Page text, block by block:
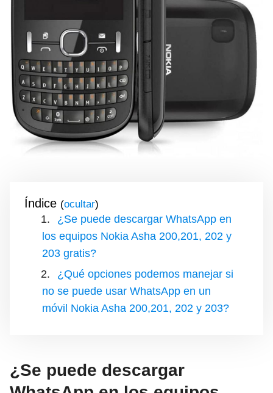
Índice ( )
¿Se puede descargar WhatsApp en
los equipos Nokia Asha 200,201, 202 y
203 gratis?
¿Qué opciones podemos manejar si
no se puede usar WhatsApp en un
móvil Nokia Asha 200,201, 202 y 203?
¿Se puede descargar